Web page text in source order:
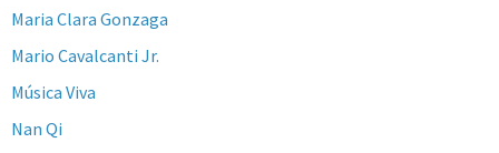
Maria Clara Gonzaga
Mario Cavalcanti Jr.
Música Viva
Nan Qi